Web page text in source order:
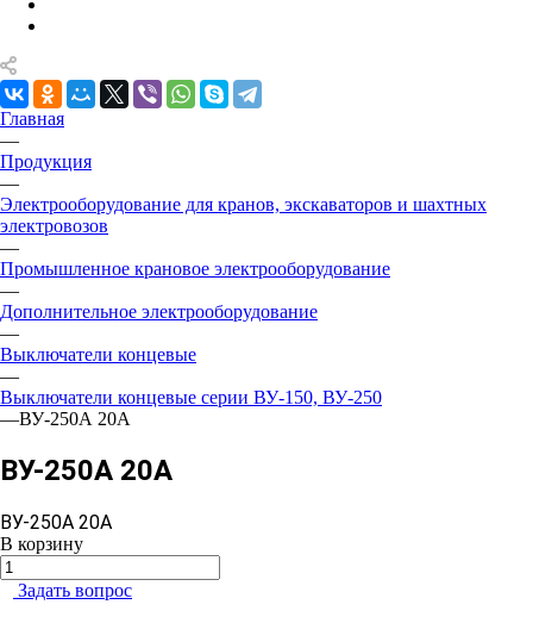
Главная
—
Продукция
—
Электрооборудование для кранов, экскаваторов и шахтных
электровозов
—
Промышленное крановое электрооборудование
—
Дополнительное электрооборудование
—
Выключатели концевые
—
Выключатели концевые серии ВУ-150, ВУ-250
—ВУ-250А 20А
ВУ-250А 20А
ВУ-250А 20А
В корзину
Задать вопрос